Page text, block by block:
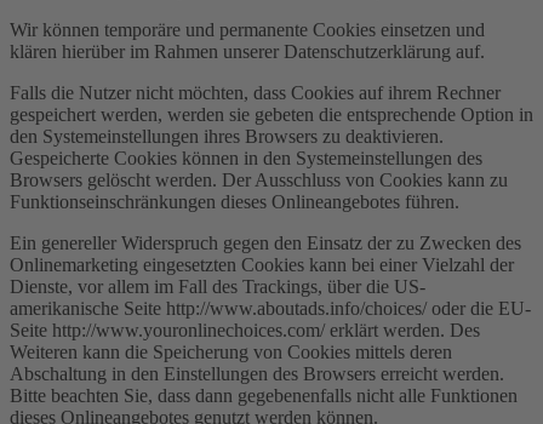
Wir können temporäre und permanente Cookies einsetzen und
klären hierüber im Rahmen unserer Datenschutzerklärung auf.
Falls die Nutzer nicht möchten, dass Cookies auf ihrem Rechner
gespeichert werden, werden sie gebeten die entsprechende Option in
den Systemeinstellungen ihres Browsers zu deaktivieren.
Gespeicherte Cookies können in den Systemeinstellungen des
Browsers gelöscht werden. Der Ausschluss von Cookies kann zu
Funktionseinschränkungen dieses Onlineangebotes führen.
Ein genereller Widerspruch gegen den Einsatz der zu Zwecken des
Onlinemarketing eingesetzten Cookies kann bei einer Vielzahl der
Dienste, vor allem im Fall des Trackings, über die US-
amerikanische Seite http://www.aboutads.info/choices/ oder die EU-
Seite http://www.youronlinechoices.com/ erklärt werden. Des
Weiteren kann die Speicherung von Cookies mittels deren
Abschaltung in den Einstellungen des Browsers erreicht werden.
Bitte beachten Sie, dass dann gegebenenfalls nicht alle Funktionen
dieses Onlineangebotes genutzt werden können.